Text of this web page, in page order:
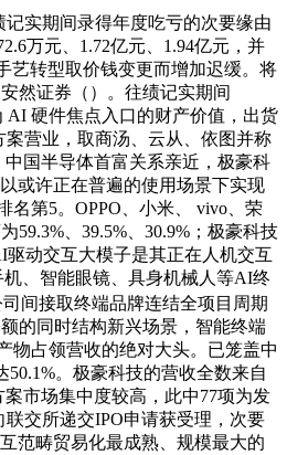
实期间录得年度吃亏的次要缘由
万元、1.72亿元、1.94亿元，并
艺转型取价钱变更而增加迟缓。将
然证券（）。往绩记实期间
AI 硬件焦点入口的财产价值，出货
案营业，取商汤、云从、依图并称
国半导体首富关系亲近，极豪科
或许正在普遍的使用场景下实现
名第5。OPPO、小米、 vivo、荣
、39.5%、30.9%；极豪科技
驱动交互大模子是其正在人机交互
、智能眼镜、具身机械人等AI终
间接取终端品牌连结全项目周期
的同时结构新兴场景，智能终端
物占领营收的绝对大头。已笼盖中
。极豪科技的营收全数来自
市场集中度较高，此中77项为发
交所递交IPO申请获受理，次要
范畴贸易化最成熟、规模最大的